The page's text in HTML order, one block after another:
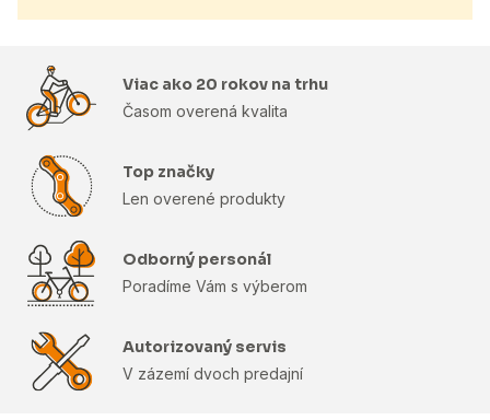
Viac ako 20 rokov na trhu
Časom overená kvalita
Top značky
Len overené produkty
Odborný personál
Poradíme Vám s výberom
Autorizovaný servis
V zázemí dvoch predajní